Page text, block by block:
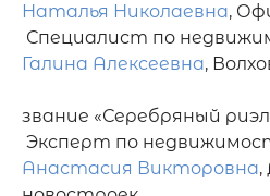
Наталья Николаевна,
Специалист по
Галина Алексеевна,
звание «Серебряный
Эксперт по
Анастасия Викторовна,